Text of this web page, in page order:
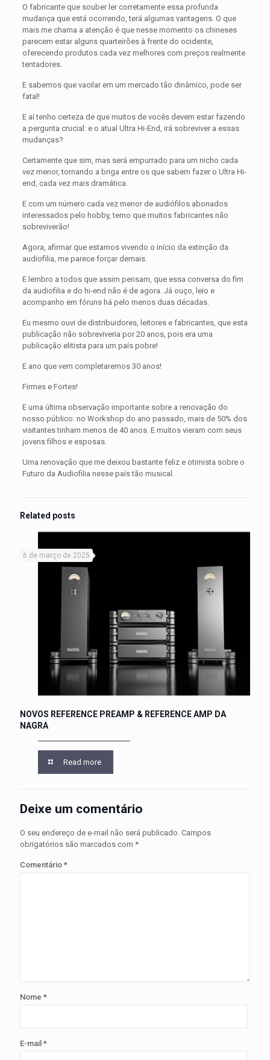
O fabricante que souber ler corretamente essa profunda
mudança que está ocorrendo, terá algumas vantagens. O que
mais me chama a atenção é que nesse momento os chineses
parecem estar alguns quarteirões à frente do ocidente,
oferecendo produtos cada vez melhores com preços realmente
tentadores.
E sabemos que vacilar em um mercado tão dinâmico, pode ser
fatal!
E aí tenho certeza de que muitos de vocês devem estar fazendo
a pergunta crucial: e o atual Ultra Hi-End, irá sobreviver a essas
mudanças?
Certamente que sim, mas será empurrado para um nicho cada
vez menor, tornando a briga entre os que sabem fazer o Ultra Hi-
end, cada vez mais dramática.
E com um número cada vez menor de audiófilos abonados
interessados pelo hobby, temo que muitos fabricantes não
sobreviverão!
Agora, afirmar que estamos vivendo o início da extinção da
audiofilia, me parece forçar demais.
E lembro a todos que assim pensam, que essa conversa do fim
da audiofilia e do hi-end não é de agora. Já ouço, leio e
acompanho em fóruns há pelo menos duas décadas.
Eu mesmo ouvi de distribuidores, leitores e fabricantes, que esta
publicação não sobreviveria por 20 anos, pois era uma
publicação elitista para um país pobre!
E ano que vem completaremos 30 anos!
Firmes e Fortes!
E uma última observação importante sobre a renovação do
nosso público: no Workshop do ano passado, mais de 50% dos
visitantes tinham menos de 40 anos. E muitos vieram com seus
jovens filhos e esposas.
Uma renovação que me deixou bastante feliz e otimista sobre o
Futuro da Audiofilia nesse país tão musical.
Related posts
6 de março de 2025
NOVOS REFERENCE PREAMP & REFERENCE AMP DA
NAGRA
Read more
Deixe um comentário
O seu endereço de e-mail não será publicado. Campos
obrigatórios são marcados com *
Comentário *
Nome *
E-mail *